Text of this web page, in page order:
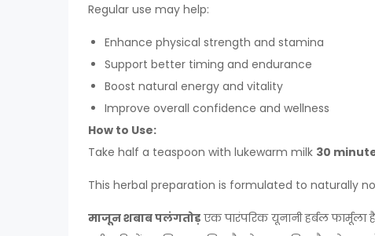
Regular use may help:
Enhance physical strength and stamina
Support better timing and endurance
Boost natural energy and vitality
Improve overall confidence and wellness
How to Use:
Take half a teaspoon with lukewarm milk 30
This herbal preparation is formulated to naturally
माजून शबाब पलंगतोड़ एक पारंपरिक यूनानी हर्बल